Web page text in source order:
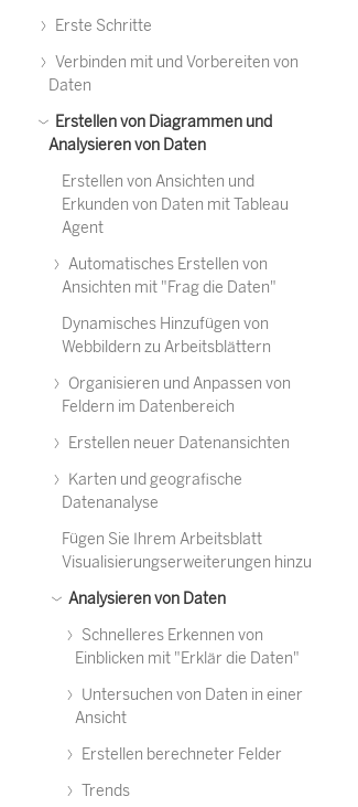
Erste Schritte
Verbinden mit und Vorbereiten von
Daten
Erstellen von Diagrammen und
Analysieren von Daten
Erstellen von Ansichten und
Erkunden von Daten mit Tableau
Agent
Automatisches Erstellen von
Ansichten mit "Frag die Daten"
Dynamisches Hinzufügen von
Webbildern zu Arbeitsblättern
Organisieren und Anpassen von
Feldern im Datenbereich
Erstellen neuer Datenansichten
Karten und geografische
Datenanalyse
Fügen Sie Ihrem Arbeitsblatt
Visualisierungserweiterungen hinzu
Analysieren von Daten
Schnelleres Erkennen von
Einblicken mit "Erklär die Daten"
Untersuchen von Daten in einer
Ansicht
Erstellen berechneter Felder
Trends